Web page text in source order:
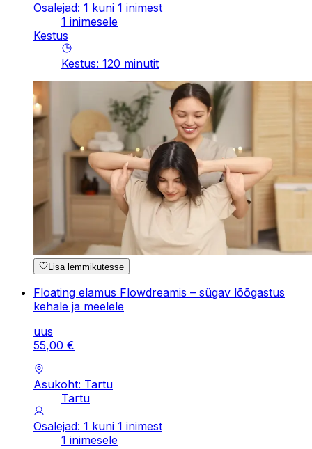
Osalejad: 1 kuni 1 inimest
1 inimesele
Kestus
Kestus: 120 minutit
Lisa lemmikutesse
Floating elamus Flowdreamis – sügav lõõgastus
kehale ja meelele
uus
55,00 €
Asukoht: Tartu
Tartu
Osalejad: 1 kuni 1 inimest
1 inimesele